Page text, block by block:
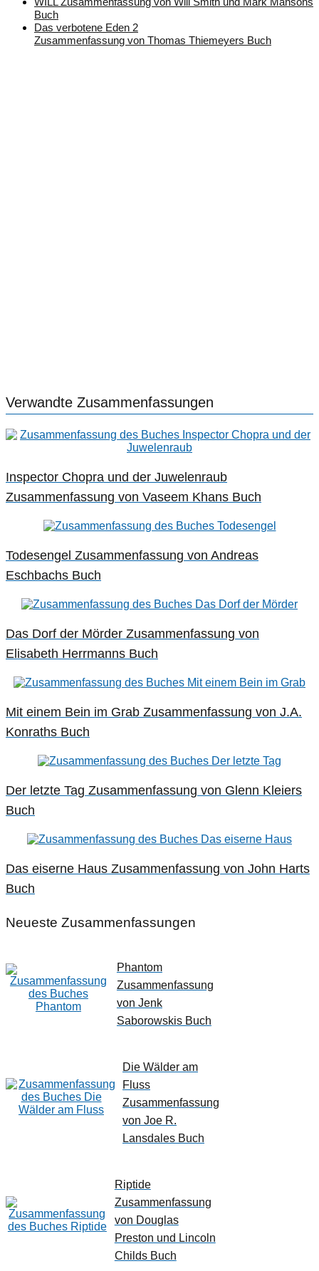
Buch
Das verbotene Eden 2
Zusammenfassung von Thomas Thiemeyers Buch
Verwandte Zusammenfassungen
Inspector Chopra und der Juwelenraub
Zusammenfassung von Vaseem Khans Buch
Todesengel Zusammenfassung von Andreas
Eschbachs Buch
Das Dorf der Mörder Zusammenfassung von
Elisabeth Herrmanns Buch
Mit einem Bein im Grab Zusammenfassung von J.A.
Konraths Buch
Der letzte Tag Zusammenfassung von Glenn Kleiers
Buch
Das eiserne Haus Zusammenfassung von John Harts
Buch
Neueste Zusammenfassungen
Phantom
Zusammenfassung
von Jenk
Saborowskis Buch
Die Wälder am
Fluss
Zusammenfassung
von Joe R.
Lansdales Buch
Riptide
Zusammenfassung
von Douglas
Preston und Lincoln
Childs Buch